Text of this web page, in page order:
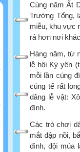
Cùng năm Ất
Trường Tổng,
miễu, khu vực
rả hơn nơi
Hàng năm, từ
lễ hội Kỳ yên
mỗi lần cúng
cúng tế rất
dâng lễ vật:
đình.
Các trò chơi
mắt đập nồi,
đình, đội múa